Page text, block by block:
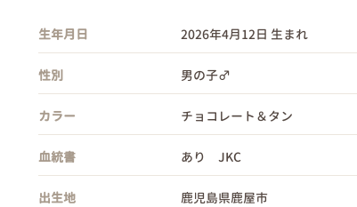
生年月日 2026年4月12日 生まれ
性別 男の子♂
カラー チョコレート＆タン
血統書 あり JKC
出生地 鹿児島県鹿屋市